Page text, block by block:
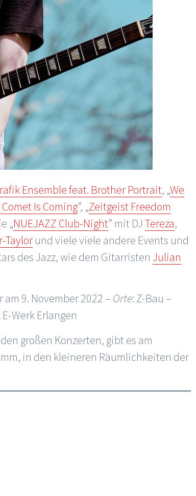
Ensemble feat. Brother Portrait, „We
Is Coming”, „Zeitgeist Freedom
„NUEJAZZ Club-Night” mit DJ Tereza,
Taylor und viele viele andere Events und
des Jazz, wie dem Gitarristen Julian
9. November 2022 – Orte: Z-Bau –
Werk Erlangen
großen Konzerten, gibt es am
in den kleineren Räumlichkeiten der